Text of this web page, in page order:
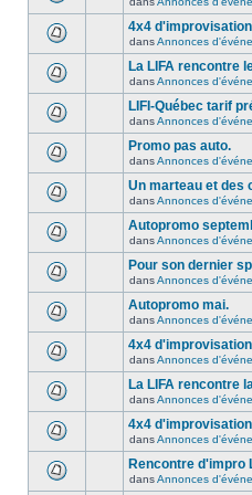
4x4
dansAnnonces
La LIFA rencontre
dansAnnonces
LIFI-Québec tarif
dansAnnonces
Promo pas auto.
dansAnnonces
Un marteau et des
dansAnnonces
Autopromo
dansAnnonces
Pour son dernier
dansAnnonces
Autopromo mai.
dansAnnonces
4x4
dansAnnonces
La LIFA rencontre
dansAnnonces
4x4
dansAnnonces
Rencontre d'impro
dansAnnonces